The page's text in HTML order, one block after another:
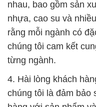
nhau, bao gồm sản
nhựa, cao su và
rằng mỗi ngành có
chúng tôi cam kết
từng ngành.
4. Hài lòng khách
chúng tôi là đảm bảo